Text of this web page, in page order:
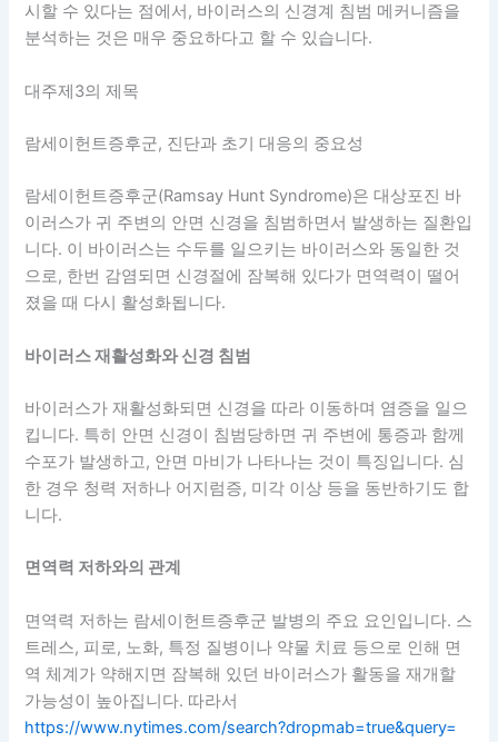
시할 수 있다는 점에서, 바이러스의 신경계 침범 메커니즘을
분석하는 것은 매우 중요하다고 할 수 있습니다.
대주제3의 제목
람세이헌트증후군, 진단과 초기 대응의 중요성
람세이헌트증후군(Ramsay Hunt Syndrome)은 대상포진 바
이러스가 귀 주변의 안면 신경을 침범하면서 발생하는 질환입
니다. 이 바이러스는 수두를 일으키는 바이러스와 동일한 것
으로, 한번 감염되면 신경절에 잠복해 있다가 면역력이 떨어
졌을 때 다시 활성화됩니다.
바이러스 재활성화와 신경 침범
바이러스가 재활성화되면 신경을 따라 이동하며 염증을 일으
킵니다. 특히 안면 신경이 침범당하면 귀 주변에 통증과 함께
수포가 발생하고, 안면 마비가 나타나는 것이 특징입니다. 심
한 경우 청력 저하나 어지럼증, 미각 이상 등을 동반하기도 합
니다.
면역력 저하와의 관계
면역력 저하는 람세이헌트증후군 발병의 주요 요인입니다. 스
트레스, 피로, 노화, 특정 질병이나 약물 치료 등으로 인해 면
역 체계가 약해지면 잠복해 있던 바이러스가 활동을 재개할
가능성이 높아집니다. 따라서
https://www.nytimes.com/search?dropmab=true&query=